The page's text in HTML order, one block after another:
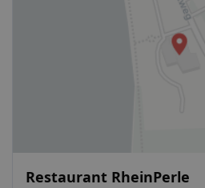
Restaurant RheinPerle